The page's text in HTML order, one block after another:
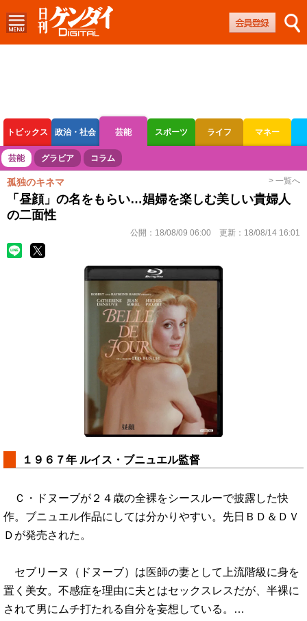
トピックス 政治・社会 芸能 スポーツ ライフ マネー
ボートレース 競輪 オートレース
芸能 グラビア コラム
孤独のキネマ > 一覧へ
「昼顔」の名をもらい…娼婦を楽しむ美しい貴婦人
の二面性
公開： 18/08/09 06:00 更新： 18/08/14 16:01
１９６７年 ルイス・ブニュエル監督
Ｃ・ドヌーブが２４歳の全裸をシースルーで披露した快
作。ブニュエル作品にしては分かりやすい。先日ＢＤ＆ＤＶ
Ｄが発売された。
セブリーヌ（ドヌーブ）は医師の妻として上流階級に身を
置く美女。不感症を理由に夫とはセックスレスだが、半裸に
されて男にムチ打たれる自分を妄想している。…